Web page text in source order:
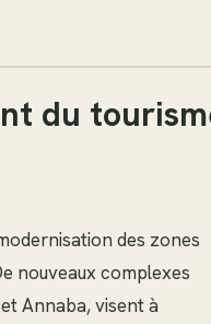
du
des zones
nouveaux complexes
Annaba, visent à